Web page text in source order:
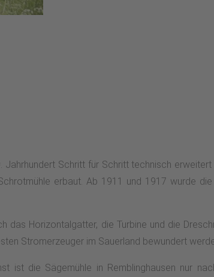
Schritt für Schritt technisch
erbaut. Ab 1911 und 1917 wurde
das Horizontalgatter, die Turbine und die
Stromerzeuger im Sauerland bewundert
ist die Sägemühle in Remblinghausen nur